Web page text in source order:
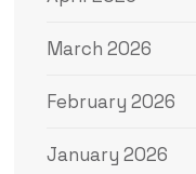
March 2026
February 2026
January 2026